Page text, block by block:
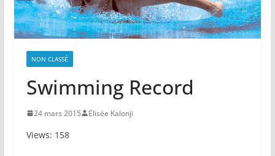
NON CLASSÉ
Swimming Record
24 mars 2015 Elisée Kalonji
Views: 158